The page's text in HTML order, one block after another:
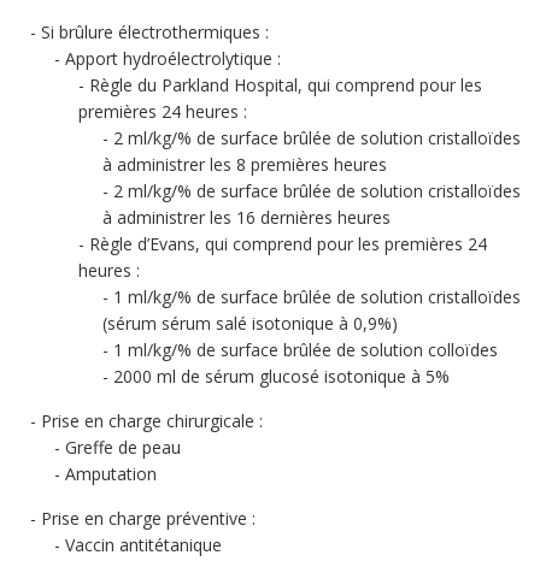
Si brûlure électrothermiques :
Apport hydroélectrolytique :
Règle du Parkland Hospital, qui comprend pour les
premières 24 heures :
2 ml/kg/% de surface brûlée de solution cristalloïdes
à administrer les 8 premières heures
2 ml/kg/% de surface brûlée de solution cristalloïdes
à administrer les 16 dernières heures
Règle d’Evans, qui comprend pour les premières 24
heures :
1 ml/kg/% de surface brûlée de solution cristalloïdes
(sérum sérum salé isotonique à 0,9%)
1 ml/kg/% de surface brûlée de solution colloïdes
2000 ml de sérum glucosé isotonique à 5%
Prise en charge chirurgicale :
Greffe de peau
Amputation
Prise en charge préventive :
Vaccin antitétanique